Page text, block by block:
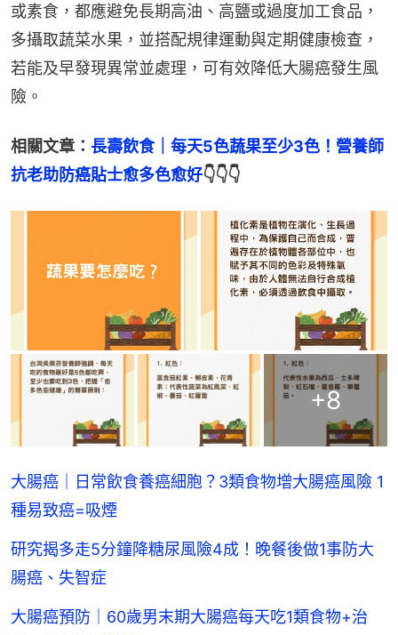
或素食，都應避免長期高油、高鹽或過度加工食品，
多攝取蔬菜水果，並搭配規律運動與定期健康檢查，
若能及早發現異常並處理，可有效降低大腸癌發生風
險。
相關文章： 長壽飲食｜每天5色蔬果至少3色！營養師
抗老助防癌貼士愈多色愈好👇👇👇
+8
大腸癌｜日常飲食養癌細胞？3類食物增大腸癌風險 1
種易致癌=吸煙
研究揭多走5分鐘降糖尿風險4成！晚餐後做1事防大
腸癌、失智症
大腸癌預防｜60歲男末期大腸癌每天吃1類食物+治